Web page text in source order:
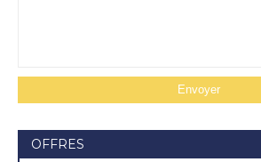
OFFRES